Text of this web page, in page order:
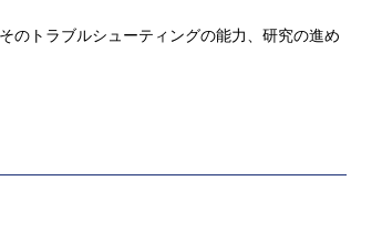
のトラブルシューティングの能力、研究の進め